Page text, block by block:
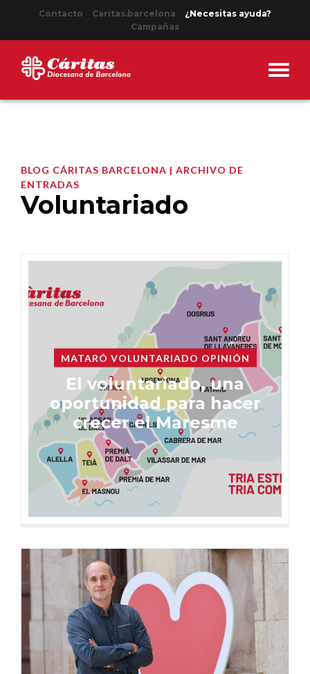
Contacto Caritas.barcelona
¿Necesitas ayuda?
Campañas
BLOG CÁRITAS BARCELONA | ARCHIVO DE
ENTRADAS
Voluntariado
MATARÓ VOLUNTARIADO OPINIÓN
El voluntariado, una
oportunidad para hacer
crecer el Maresme